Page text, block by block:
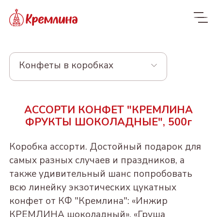
Конфеты в коробках
Новинки
NEW
КРЕМЛИНА ЧИЗ
КУРАГА КРЕМЛИНА
ЧИЗ
ФИНИК КРЕМЛИНА
Из сухофруктов
ЧЕРНОСЛИВ
ШОКОЛАДНЫЙ
Из орехов и
сухофруктов
Драже
Из орехов и вишни в
шоколаде
ВИШНЯ В
"Котики - Маркотики"
Конфеты в пакетах
Пакеты 190-300г
Конфеты и батончики
БЕЗ САХАРА
АССОРТИ КОНФЕТ "КРЕМЛИНА
ФРУКТЫ ШОКОЛАДНЫЕ", 500г
Коробка ассорти. Достойный подарок для
самых разных случаев и праздников, а
также удивительный шанс попробовать
всю линейку экзотических цукатных
конфет от КФ "Кремлина": «Инжир